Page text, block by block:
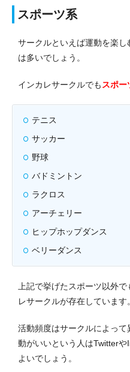
スポーツ系
サークルといえば運動を楽
は多いでしょう。
インカレサークルでも スポー
テニス
サッカー
野球
バドミントン
ラクロス
アーチェリー
ヒップホップダンス
ベリーダンス
上記で挙げたスポーツ以外
レサークルが存在しています。
活動頻度はサークルによっ
動がいいという人はTwitter
よいでしょう。